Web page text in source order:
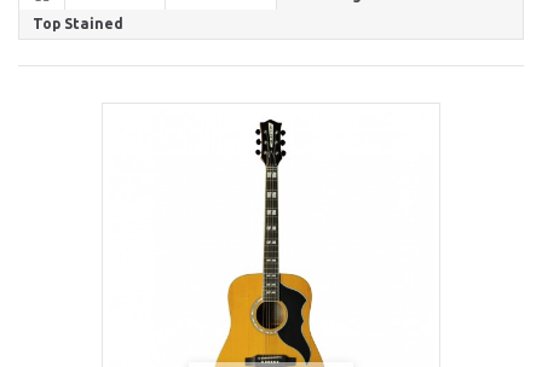
Top Stained